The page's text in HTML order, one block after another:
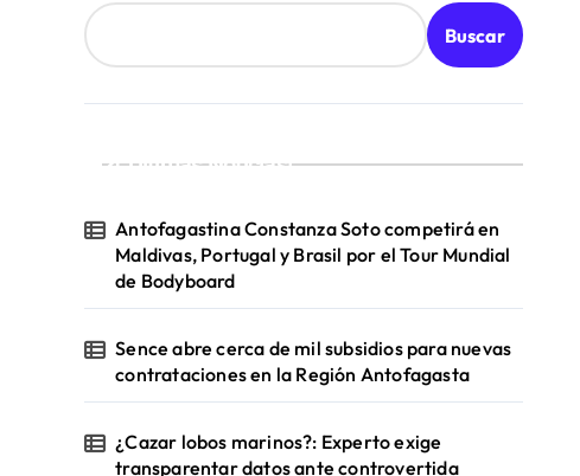
Buscar
¡Ultimas Noticias!
Antofagastina Constanza Soto competirá en
Maldivas, Portugal y Brasil por el Tour Mundial
de Bodyboard
Sence abre cerca de mil subsidios para nuevas
contrataciones en la Región Antofagasta
¿Cazar lobos marinos?: Experto exige
transparentar datos ante controvertida